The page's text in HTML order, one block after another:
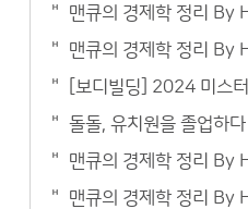
맨큐의 경제학 정리 By
맨큐의 경제학 정리 By
[보디빌딩] 2024 미스
돌돌, 유치원을 졸업하
맨큐의 경제학 정리 By
맨큐의 경제학 정리 By